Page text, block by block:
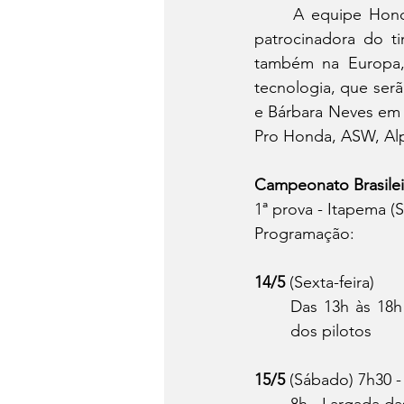
patrocinadora do
também na
tecnologia, que
e Bárbara Neves
Pro Honda, ASW,
Campeonato
1ª prova - Itapema
Programação:
14/5 (Sexta-feira)
Das 13h às
dos pilotos
15/5 (Sábado) 7h30